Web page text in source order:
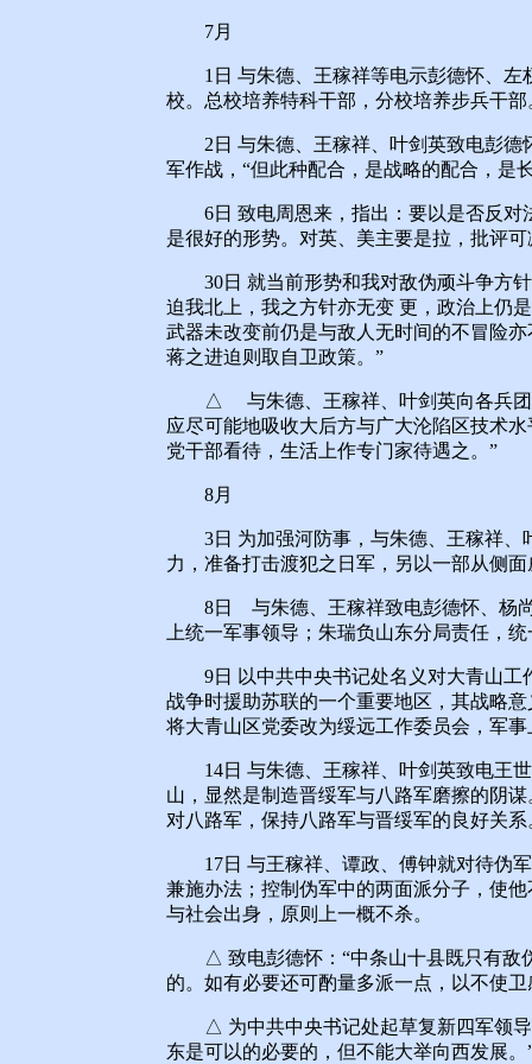
7月
1日 与朱德、王稼祥等电示彭德怀、左
校。总校培养特科干部，分校培养步兵干部
2日 与朱德、王稼祥、叶剑英致电彭德
军作战，“但此种配合，是战略的配合，是
6日 致电周恩来，指出：要以是否反对
是很好的形势。对英、美主要是拉，批评可
30日 就当前形势和我对敌伪顽斗争方针
迫我北上，我之方针亦无变 更，政治上仍
武器未改变前仍是与敌人无时间的不冒险
蒋之进迫则取自卫政策。”
△ 与朱德、王稼祥、叶剑英向各兵团首
应尽可能地吸收大后方与广大沦陷区技术
党干部看待，生活上作专门家待遇之。”
8月
3日 为加强河防事，与朱德、王稼祥、
力，准备打击渡犯之日军，另以一部从侧
8日 与朱德、王稼祥致电彭德怀、杨尚
上统一军事领导；朱瑞负山东分局责任，
9日 以中共中央书记处名义对大青山工
战争时援助苏联的一个重要地区，其战略
将大青山区党委改为绥远工作委员会，军
14日 与朱德、王稼祥、叶剑英致电王世
山，显然是制造晋绥军与八路军磨擦的阴
对八路军，保持八路军与晋绥军的良好关系
17日 与王稼祥、谭政、傅钟就对待伪军
兼施办法；控制伪军中的两面派分子，使
与社会出身，原则上一概不杀。
△ 致电彭德怀：“中条山十县既只有敌
的。如有必要还可酌量多派一点，以不使
△ 为中共中央书记处起草复新四军领导
东是可以的必要的，但不能大举向西发展。